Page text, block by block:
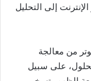
إلى التحليل
من معالجة
على سبيل